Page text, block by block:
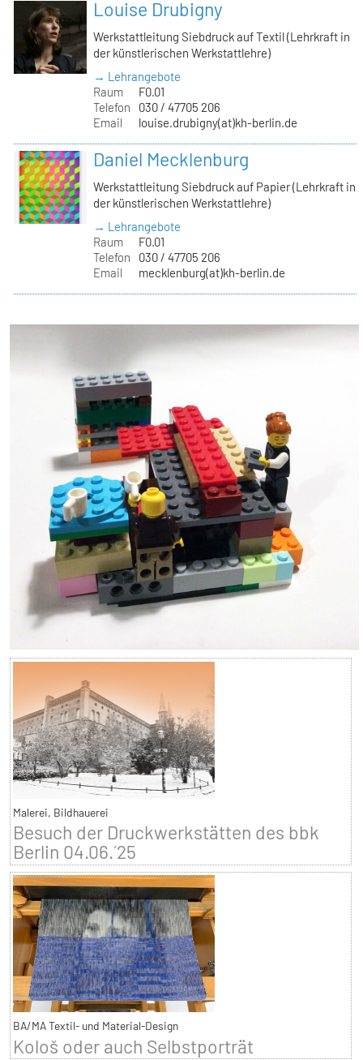
Louise Drubigny
Werkstattleitung Siebdruck auf Textil (Lehrkraft in
der künstlerischen Werkstattlehre)
→ Lehrangebote
Raum
F0.01
Telefon
030 / 47705 206
Email
louise.drubigny(at)kh-berlin.de
Daniel Mecklenburg
Werkstattleitung Siebdruck auf Papier (Lehrkraft in
der künstlerischen Werkstattlehre)
→ Lehrangebote
Raum
F0.01
Telefon
030 / 47705 206
Email
mecklenburg(at)kh-berlin.de
Malerei, Bildhauerei
Besuch der Druckwerkstätten des bbk
Berlin 04.06.´25
BA/MA Textil- und Material-Design
Kološ oder auch Selbstporträt